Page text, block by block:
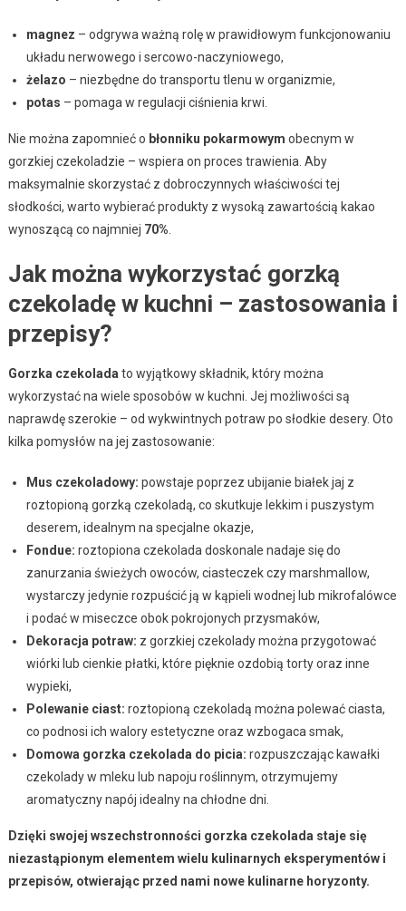
magnez – odgrywa ważną rolę w prawidłowym funkcjonowaniu
układu nerwowego i sercowo-naczyniowego,
żelazo – niezbędne do transportu tlenu w organizmie,
potas – pomaga w regulacji ciśnienia krwi.
Nie można zapomnieć o błonniku pokarmowym obecnym w
gorzkiej czekoladzie – wspiera on proces trawienia. Aby
maksymalnie skorzystać z dobroczynnych właściwości tej
słodkości, warto wybierać produkty z wysoką zawartością kakao
wynoszącą co najmniej 70%
Jak można wykorzystać gorzką
czekoladę w kuchni – zastosowania i
przepisy?
Gorzka czekolada to wyjątkowy składnik, który można
wykorzystać na wiele sposobów w kuchni. Jej możliwości są
naprawdę szerokie – od wykwintnych potraw po słodkie desery. Oto
kilka pomysłów na jej zastosowanie:
Mus czekoladowy: powstaje poprzez ubijanie białek jaj z
roztopioną gorzką czekoladą, co skutkuje lekkim i puszystym
deserem, idealnym na specjalne okazje,
Fondue: roztopiona czekolada doskonale nadaje się do
zanurzania świeżych owoców, ciasteczek czy marshmallow,
wystarczy jedynie rozpuścić ją w kąpieli wodnej lub mikrofalówce
i podać w miseczce obok pokrojonych przysmaków,
Dekoracja potraw: z gorzkiej czekolady można przygotować
wiórki lub cienkie płatki, które pięknie ozdobią torty oraz inne
wypieki,
Polewanie ciast: roztopioną czekoladą można polewać ciasta,
co podnosi ich walory estetyczne oraz wzbogaca smak,
Domowa gorzka czekolada do picia: rozpuszczając kawałki
czekolady w mleku lub napoju roślinnym, otrzymujemy
aromatyczny napój idealny na chłodne dni.
Dzięki swojej wszechstronności gorzka czekolada staje się
niezastąpionym elementem wielu kulinarnych eksperymentów i
przepisów, otwierając przed nami nowe kulinarne horyzonty.